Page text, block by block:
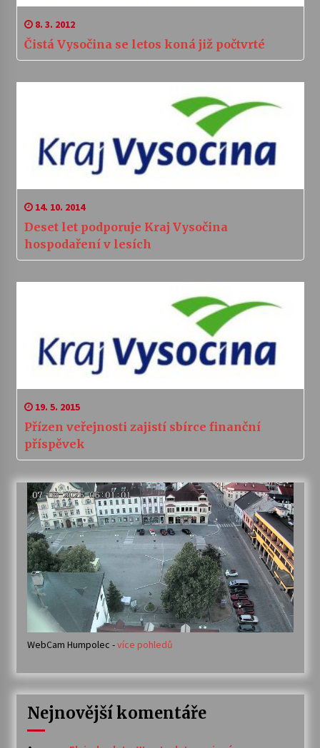
8. 3. 2012
Čistá Vysočina se letos koná již počtvrté
14. 10. 2014
Deset let podporuje Kraj Vysočina
hospodaření v lesích
19. 5. 2015
Přízen veřejnosti zajistí sbírce finanční
příspěvek
WebCam Humpolec -více pohledů
Nejnovější komentáře